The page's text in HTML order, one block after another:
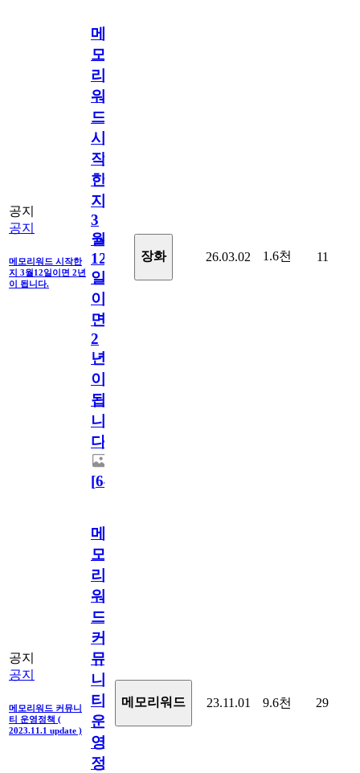
공지
공지
메모리워드 시작한
지 3월12일이면 2년
이 됩니다.
메
모
리
워
드
시
작
한
지
3
월
12
일
이
면
2
년
이
됩
니
다.
[64
장화 26.03.02 1.6천 11
공지
공지
메모리워드 커뮤니
티 운영정책 (
2023.11.1 update )
메
모
리
워
드
커
뮤
니
티
운
영
정
메모리워드 23.11.01 9.6천 29